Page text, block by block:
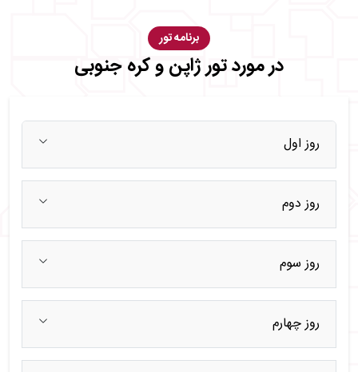
برنامه تور
در مورد تور ژاپن و کره جنوبی
روز اول
روز دوم
روز سوم
روز چهارم